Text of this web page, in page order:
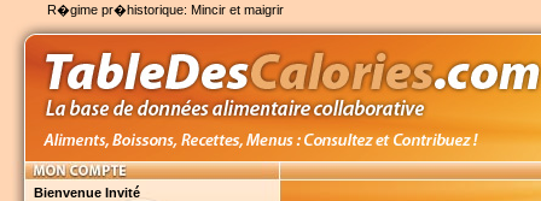
R�gime pr�historique: Mincir et maigrir
Bienvenue Invité